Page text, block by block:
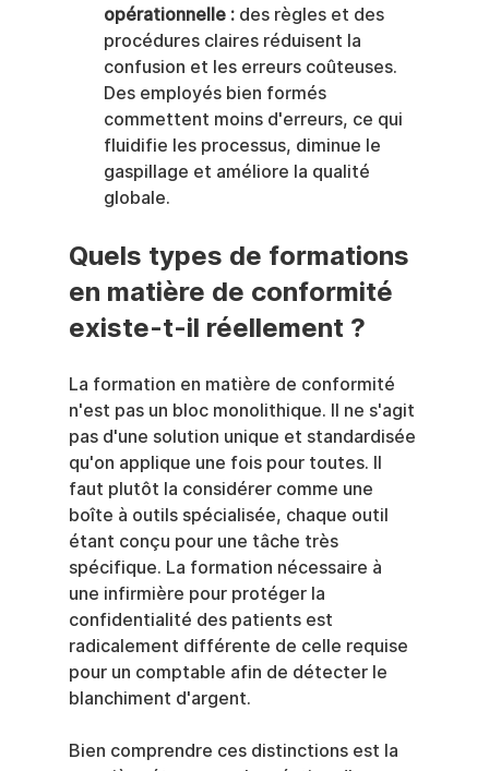
opérationnelle : des règles et des
procédures claires réduisent la
confusion et les erreurs coûteuses.
Des employés bien formés
commettent moins d'erreurs, ce qui
fluidifie les processus, diminue le
gaspillage et améliore la qualité
globale.
Quels types de formations
en matière de conformité
existe-t-il réellement ?
La formation en matière de conformité
n'est pas un bloc monolithique. Il ne s'agit
pas d'une solution unique et standardisée
qu'on applique une fois pour toutes. Il
faut plutôt la considérer comme une
boîte à outils spécialisée, chaque outil
étant conçu pour une tâche très
spécifique. La formation nécessaire à
une infirmière pour protéger la
confidentialité des patients est
radicalement différente de celle requise
pour un comptable afin de détecter le
blanchiment d'argent.
Bien comprendre ces distinctions est la